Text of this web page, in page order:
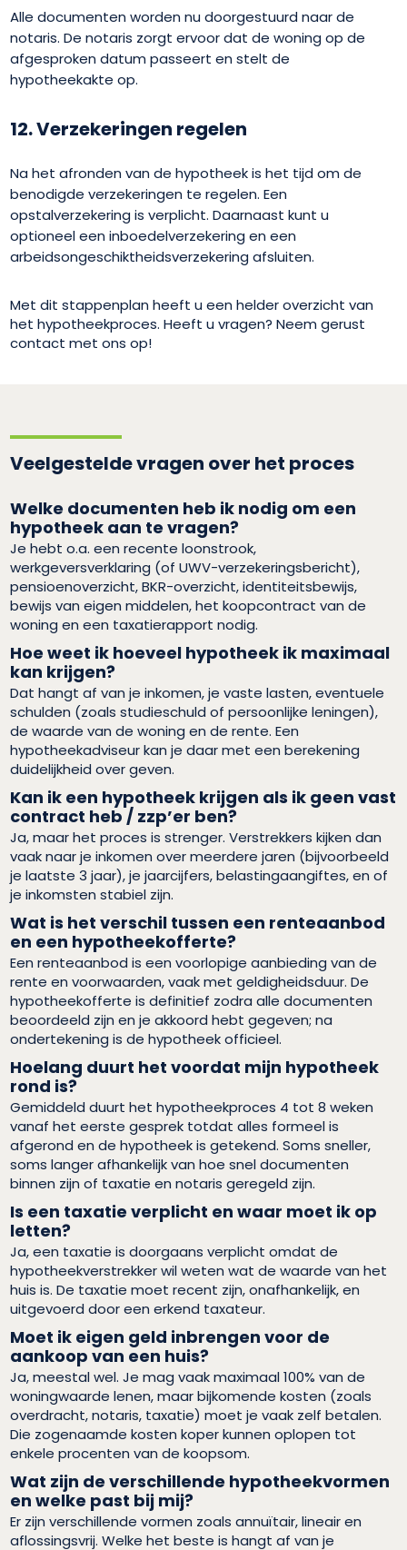
Alle documenten worden nu doorgestuurd naar de
notaris. De notaris zorgt ervoor dat de woning op de
afgesproken datum passeert en stelt de
hypotheekakte op.
12. Verzekeringen regelen
Na het afronden van de hypotheek is het tijd om de
benodigde verzekeringen te regelen. Een
opstalverzekering is verplicht. Daarnaast kunt u
optioneel een inboedelverzekering en een
arbeidsongeschiktheidsverzekering afsluiten.
Met dit stappenplan heeft u een helder overzicht van
het hypotheekproces. Heeft u vragen? Neem gerust
contact met ons op!
Veelgestelde vragen over het proces
Welke documenten heb ik nodig om een
hypotheek aan te vragen?
Je hebt o.a. een recente loonstrook,
werkgeversverklaring (of UWV-verzekeringsbericht),
pensioenoverzicht, BKR-overzicht, identiteitsbewijs,
bewijs van eigen middelen, het koopcontract van de
woning en een taxatierapport nodig.
Hoe weet ik hoeveel hypotheek ik maximaal
kan krijgen?
Dat hangt af van je inkomen, je vaste lasten, eventuele
schulden (zoals studieschuld of persoonlijke leningen),
de waarde van de woning en de rente. Een
hypotheekadviseur kan je daar met een berekening
duidelijkheid over geven.
Kan ik een hypotheek krijgen als ik geen vast
contract heb / zzp’er ben?
Ja, maar het proces is strenger. Verstrekkers kijken dan
vaak naar je inkomen over meerdere jaren (bijvoorbeeld
je laatste 3 jaar), je jaarcijfers, belastingaangiftes, en of
je inkomsten stabiel zijn.
Wat is het verschil tussen een renteaanbod
en een hypotheekofferte?
Een renteaanbod is een voorlopige aanbieding van de
rente en voorwaarden, vaak met geldigheidsduur. De
hypotheekofferte is definitief zodra alle documenten
beoordeeld zijn en je akkoord hebt gegeven; na
ondertekening is de hypotheek officieel.
Hoelang duurt het voordat mijn hypotheek
rond is?
Gemiddeld duurt het hypotheekproces 4 tot 8 weken
vanaf het eerste gesprek totdat alles formeel is
afgerond en de hypotheek is getekend. Soms sneller,
soms langer afhankelijk van hoe snel documenten
binnen zijn of taxatie en notaris geregeld zijn.
Is een taxatie verplicht en waar moet ik op
letten?
Ja, een taxatie is doorgaans verplicht omdat de
hypotheekverstrekker wil weten wat de waarde van het
huis is. De taxatie moet recent zijn, onafhankelijk, en
uitgevoerd door een erkend taxateur.
Moet ik eigen geld inbrengen voor de
aankoop van een huis?
Ja, meestal wel. Je mag vaak maximaal 100% van de
woningwaarde lenen, maar bijkomende kosten (zoals
overdracht, notaris, taxatie) moet je vaak zelf betalen.
Die zogenaamde kosten koper kunnen oplopen tot
enkele procenten van de koopsom.
Wat zijn de verschillende hypotheekvormen
en welke past bij mij?
Er zijn verschillende vormen zoals annuïtair, lineair en
aflossingsvrij. Welke het beste is hangt af van je